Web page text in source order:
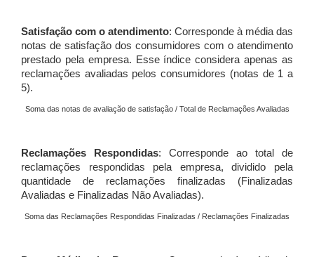
Satisfação com o atendimento: Corresponde à média das
notas de satisfação dos consumidores com o atendimento
prestado pela empresa. Esse índice considera apenas as
reclamações avaliadas pelos consumidores (notas de 1 a
5).
Soma das notas de avaliação de satisfação / Total de Reclamações Avaliadas
Reclamações Respondidas: Corresponde ao total de
reclamações respondidas pela empresa, dividido pela
quantidade de reclamações finalizadas (Finalizadas
Avaliadas e Finalizadas Não Avaliadas).
Soma das Reclamações Respondidas Finalizadas / Reclamações Finalizadas